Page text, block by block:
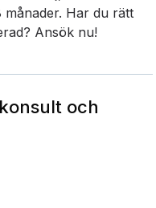
månader. Har du rätt
Ansök nu!
och